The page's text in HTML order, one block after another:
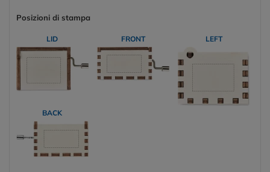
Posizioni di stampa
LID FRONT LEFT
BACK